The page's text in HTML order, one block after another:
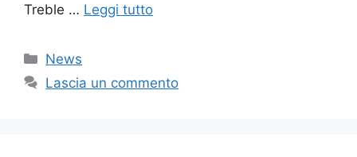
Treble … Leggi tutto
Categorie
News
Lascia un commento